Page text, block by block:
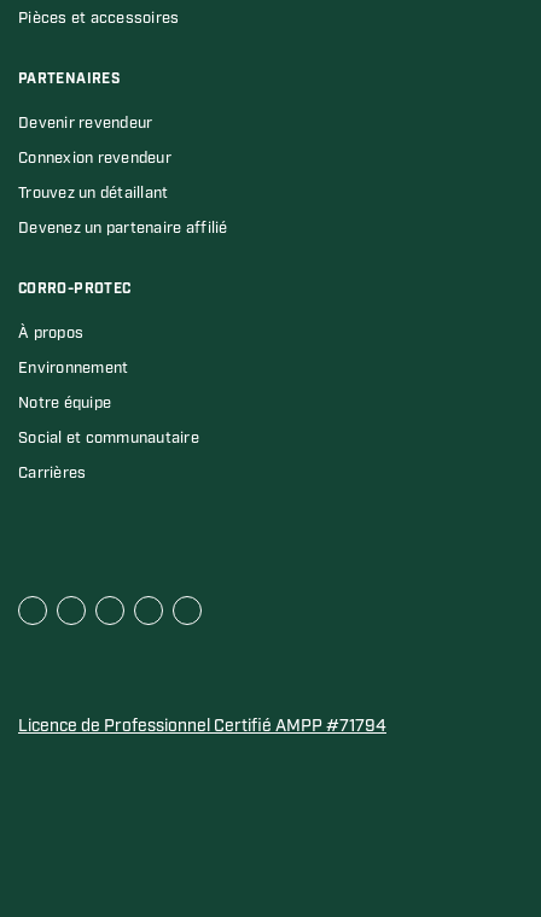
Pièces et accessoires
PARTENAIRES
Devenir revendeur
Connexion revendeur
Trouvez un détaillant
Devenez un partenaire affilié
CORRO-PROTEC
À propos
Environnement
Notre équipe
Social et communautaire
Carrières
Licence de Professionnel Certifié AMPP #71794